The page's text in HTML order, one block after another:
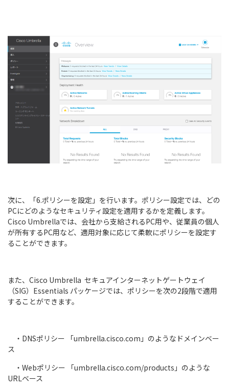
次に、「6.ポリシーを設定」を行います。ポリシー設定では、どの
PCにどのようなセキュリティ設定を適用するかを定義します。
Cisco Umbrellaでは、会社から支給されるPC用や、従業員の個人
が所有するPC用など、適用対象に応じて柔軟にポリシーを設定す
ることができます。
また、Cisco Umbrella セキュアインターネットゲートウェイ
（SIG）Essentials パッケージでは、ポリシーを次の2段階で適用
することができます。
・DNSポリシー 「umbrella.cisco.com」のようなドメインベー
ス
・Webポリシー 「umbrella.cisco.com/products」のような
URLベース